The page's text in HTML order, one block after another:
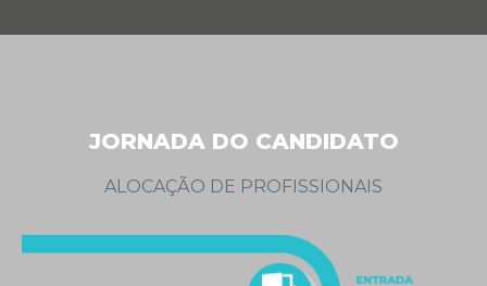
JORNADA DO CANDIDATO
ALOCAÇÃO DE PROFISSIONAIS